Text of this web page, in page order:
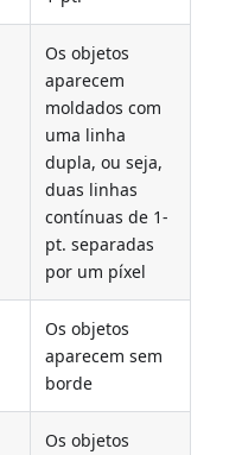
Os objetos
aparecem
moldados com
uma linha
dupla, ou seja,
duas linhas
contínuas de 1-
pt. separadas
por um píxel
Os objetos
aparecem sem
borde
Os objetos